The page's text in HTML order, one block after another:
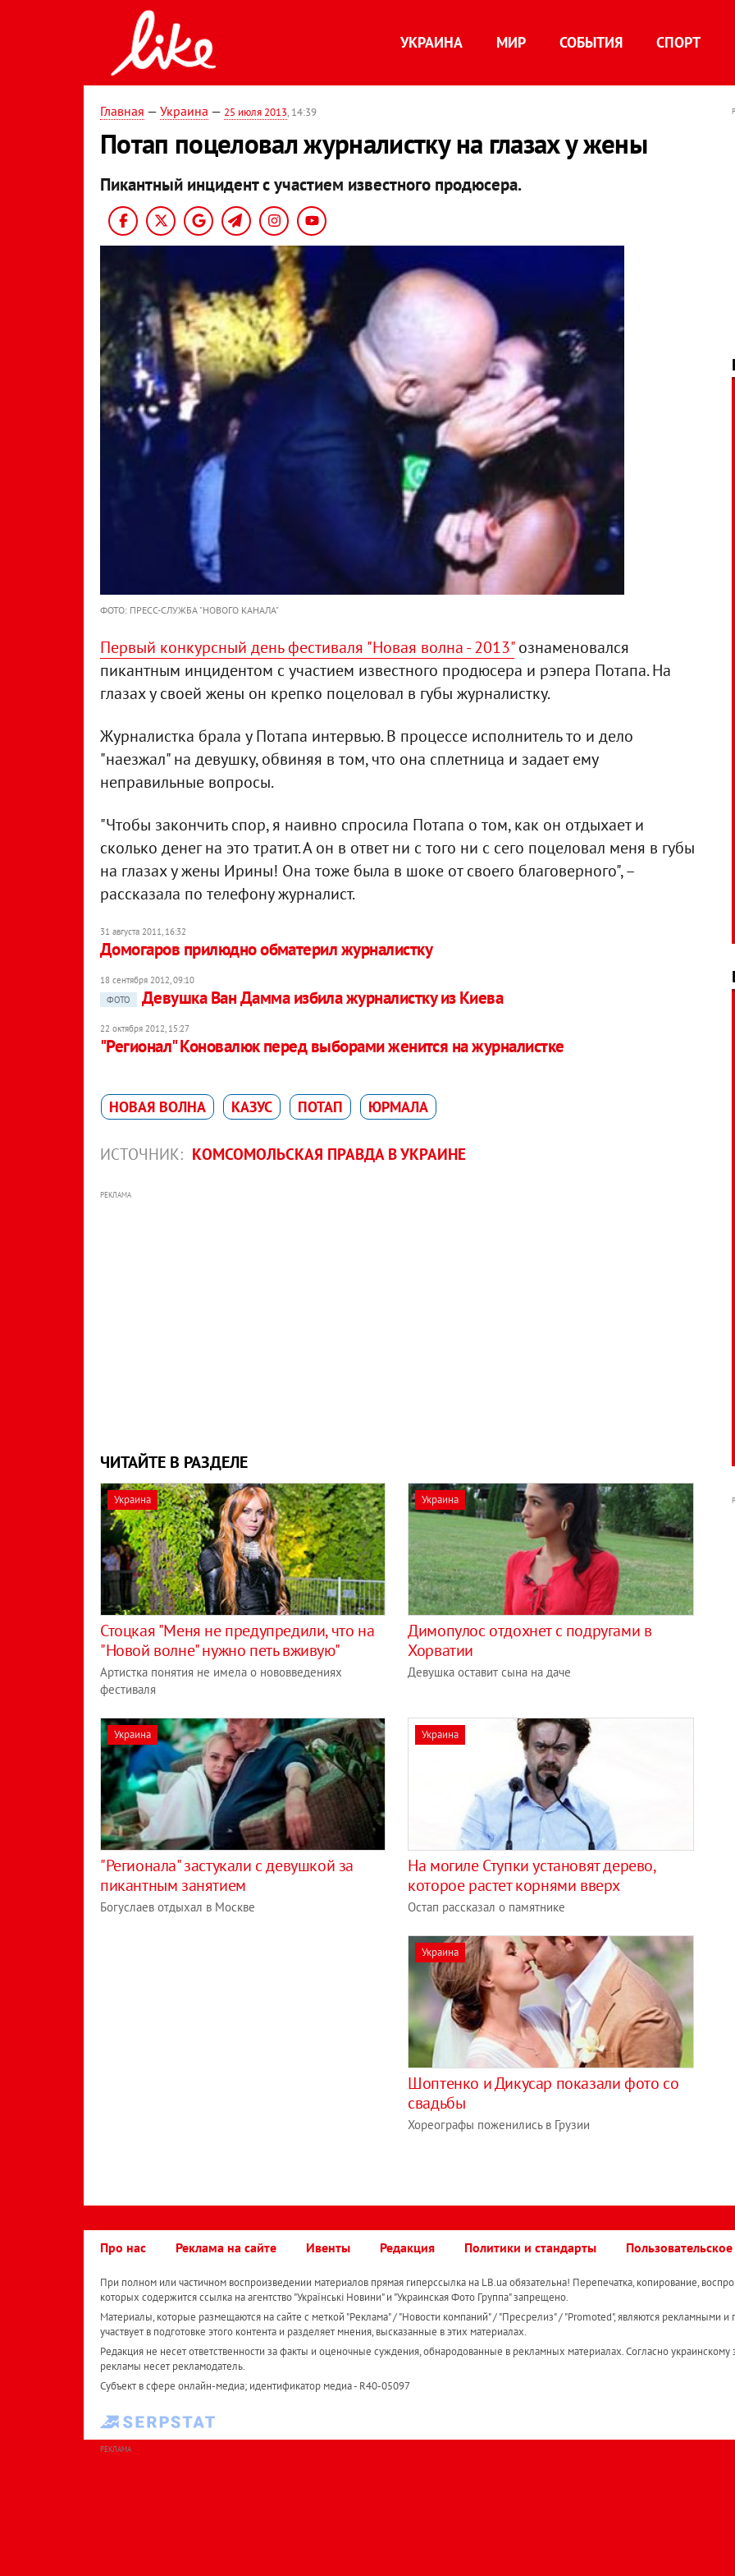
УКРАИНА МИР СОБЫТИЯ СПОРТ
Главная — Украина — 25 июля 2013, 14:39
Потап поцеловал журналистку на глазах у жены
Пикантный инцидент с участием известного продюсера.
ФОТО: ПРЕСС-СЛУЖБА "НОВОГО КАНАЛА"
Первый конкурсный день фестиваля "Новая волна - 2013"ознаменовался
пикантным инцидентом с участием известного продюсера и рэпера Потапа. На
глазах у своей жены он крепко поцеловал в губы журналистку.
Журналистка брала у Потапа интервью. В процессе исполнитель то и дело
"наезжал" на девушку, обвиняя в том, что она сплетница и задает ему
неправильные вопросы.
"Чтобы закончить спор, я наивно спросила Потапа о том, как он отдыхает и
сколько денег на это тратит. А он в ответ ни с того ни с сего поцеловал меня в губы
на глазах у жены Ирины! Она тоже была в шоке от своего благоверного", –
рассказала по телефону журналист.
31 августа 2011, 16:32
Домогаров прилюдно обматерил журналистку
18 сентября 2012, 09:10
ФОТО
Девушка Ван Дамма избила журналистку из Киева
22 октября 2012, 15:27
"Регионал" Коновалюк перед выборами женится на журналистке
НОВАЯ ВОЛНА КАЗУС ПОТАП ЮРМАЛА
ИСТОЧНИК: КОМСОМОЛЬСКАЯ ПРАВДА В УКРАИНЕ
РЕКЛАМА
ЧИТАЙТЕ В РАЗДЕЛЕ
Украина
Стоцкая "Меня не предупредили, что на
"Новой волне" нужно петь вживую"
Артистка понятия не имела о нововведениях
фестиваля
Украина
Димопулос отдохнет с подругами в
Хорватии
Девушка оставит сына на даче
Украина
"Регионала" застукали с девушкой за
пикантным занятием
Богуслаев отдыхал в Москве
Украина
На могиле Ступки установят дерево,
которое растет корнями вверх
Остап рассказал о памятнике
Украина
Шоптенко и Дикусар показали фото со
свадьбы
Хореографы поженились в Грузии
Про нас Реклама на сайте Ивенты Редакция Политики и стандарты
При полном или частичном воспроизведении материалов прямая гиперссылка на LB.ua обязательна! Перепечатка, копирование,
которых содержится ссылка на агентство "Українськi Новини" и "Украинская Фото Группа" запрещено.
Материалы, которые размещаются на сайте с меткой "Реклама" / "Новости компаний" / "Пресрелиз" / "Promoted", являются рекламными и
участвует в подготовке этого контента и разделяет мнения, высказанные в этих материалах.
Редакция не несет ответственности за факты и оценочные суждения, обнародованные в рекламных материалах. Согласно украинскому
рекламы несет рекламодатель.
Субъект в сфере онлайн-медиа; идентификатор медиа - R40-05097
РЕКЛАМА